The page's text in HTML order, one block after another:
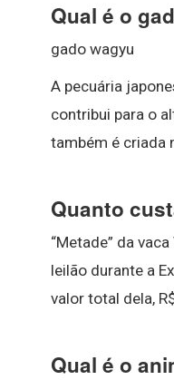
Qual é o
gado wagyu
A pecuária
contribui para o
também é criada
Quanto
“Metade” da
leilão durante a
valor total dela,
Qual é o